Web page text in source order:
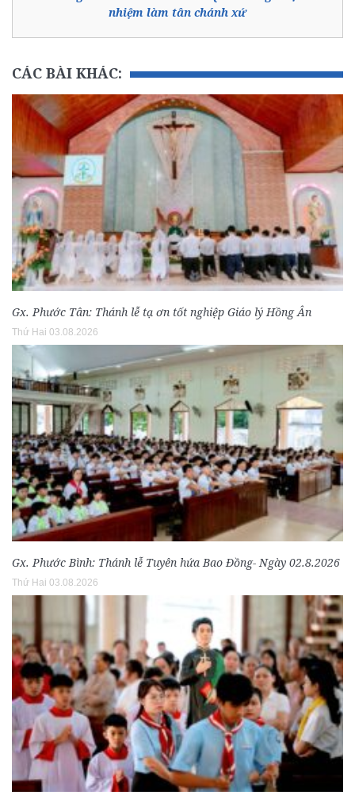
nhiệm làm tân chánh xứ
CÁC BÀI KHÁC:
Gx. Phước Tân: Thánh lễ tạ ơn tốt nghiệp Giáo lý Hồng Ân
Thứ Hai 03.08.2026
Gx. Phước Bình: Thánh lễ Tuyên hứa Bao Đồng- Ngày 02.8.2026
Thứ Hai 03.08.2026